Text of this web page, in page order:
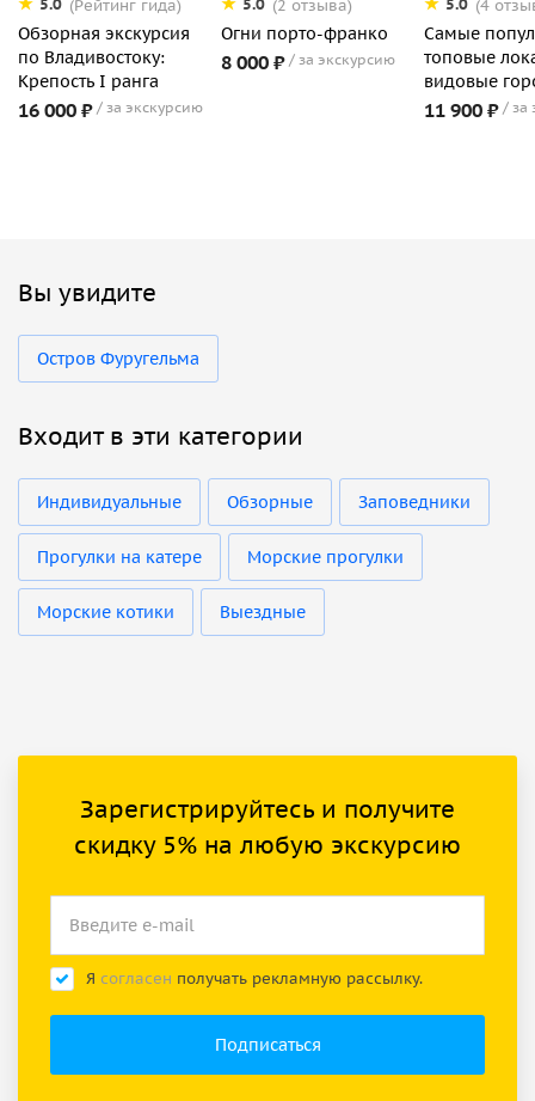
5.0 (Рейтинг гида)
Обзорная экскурсия
по Владивостоку:
Крепость I ранга
16 000 ₽ за экскурсию
5.0 (2 отзыва)
Огни порто-франко
8 000 ₽ за экскурсию
5.0 (4
Самые
топовые
видовые
11 900 ₽ за
Вы увидите
Остров Фуругельма
Входит в эти категории
Индивидуальные Обзорные Заповедники
Прогулки на катере Морские прогулки
Морские котики Выездные
Зарегистрируйтесь и получите
скидку 5% на любую экскурсию
Я согласен получать рекламную рассылку.